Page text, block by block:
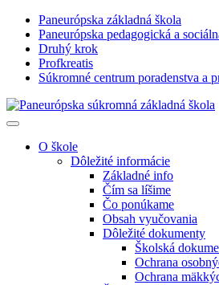
Paneurópska základná škola
Paneurópska pedagogická a
Druhý krok
Profkreatis
Súkromné centrum poradenstva a
O škole
Dôležité informácie
Základné info
Čím sa líšime
Čo ponúkame
Obsah vyučovania
Dôležité dokumenty
Školská
Ochrana
Ochrana